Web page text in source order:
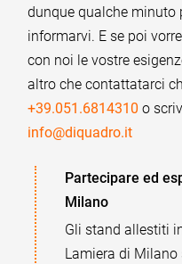
dunque qualche minuto
informarvi. E se poi
con noi le vostre
altro che contattatarci
+39.051.6814310 o
info@diquadro.it
Partecipare ed
Milano
Gli stand allestiti
Lamiera di